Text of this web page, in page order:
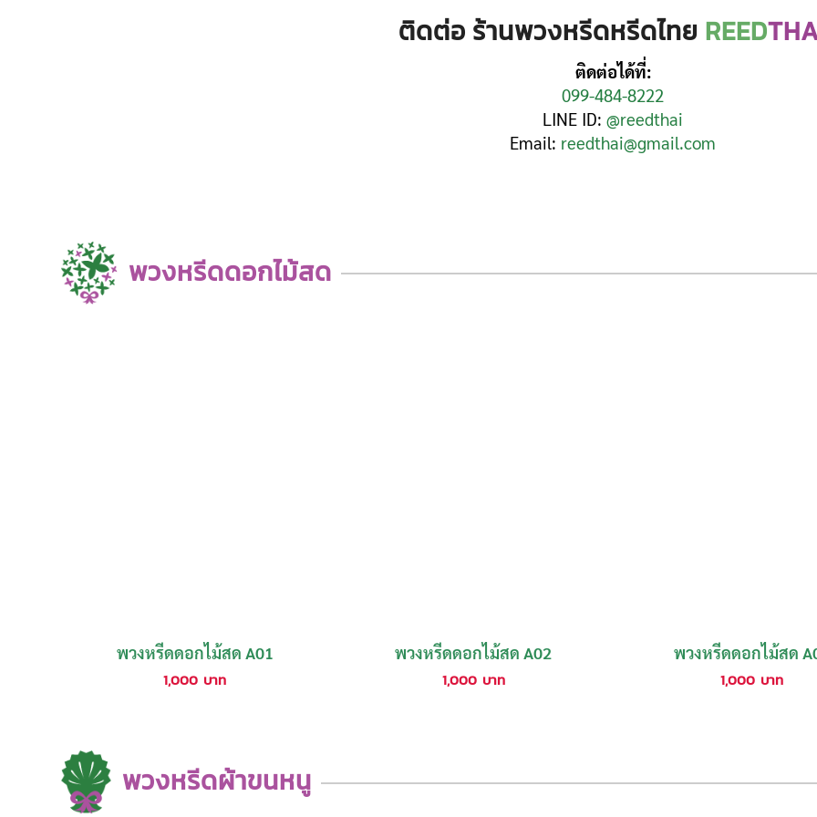
ติดต่อ ร้านพวงหรีดหรีดไทย REED
ติดต่อได้ที่:
099-484-8222
LINE ID: @reedthai
Email: reedthai@gmail.com
พวงหรีดดอกไม้สด
พวงหรีดดอกไม้สด A01
1,000 บาท
พวงหรีดดอกไม้สด A02
1,000 บาท
พวงหรีดดอกไม้สด
1,000 บาท
พวงหรีดผ้าขนหนู